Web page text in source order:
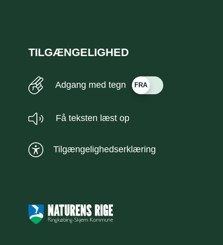
TILGÆNGELIGHED
Adgang med tegn
Få teksten læst op
Tilgængelighedserklæring